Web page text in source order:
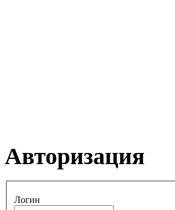
Авторизация
Логин